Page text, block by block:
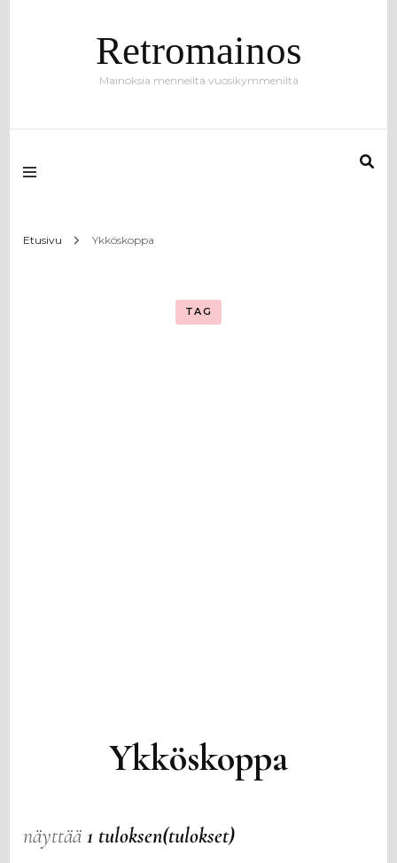
Retromainos
Mainoksia menneiltä vuosikymmeniltä
Etusivu Ykköskoppa
TAG
Ykköskoppa
näyttää1 tuloksen(tulokset)